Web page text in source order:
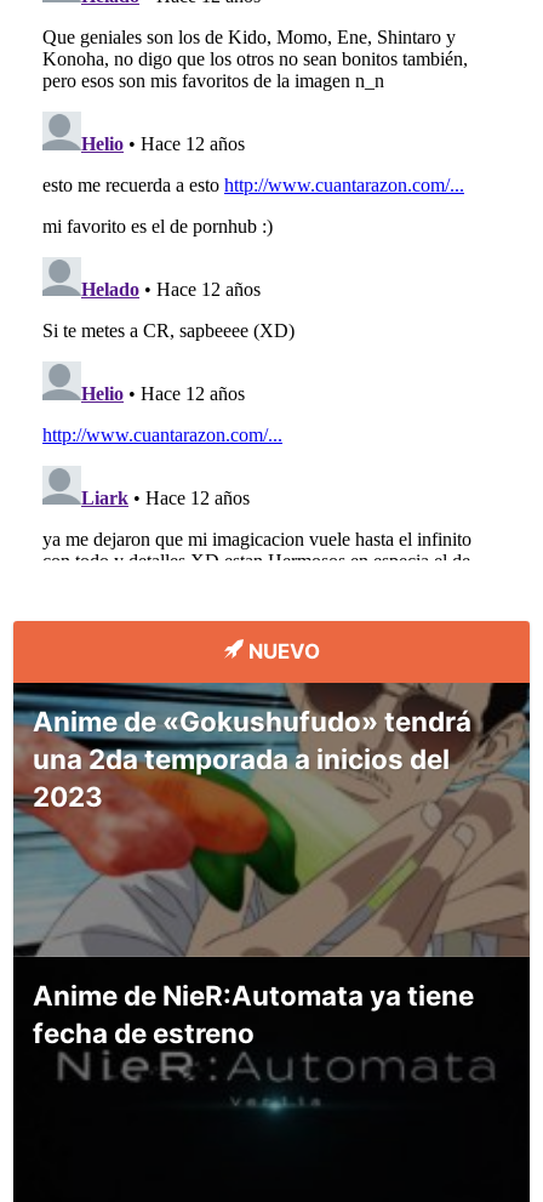
NUEVO
Anime de «Gokushufudo» tendrá
una 2da temporada a inicios del
2023
Anime de NieR:Automata ya tiene
fecha de estreno